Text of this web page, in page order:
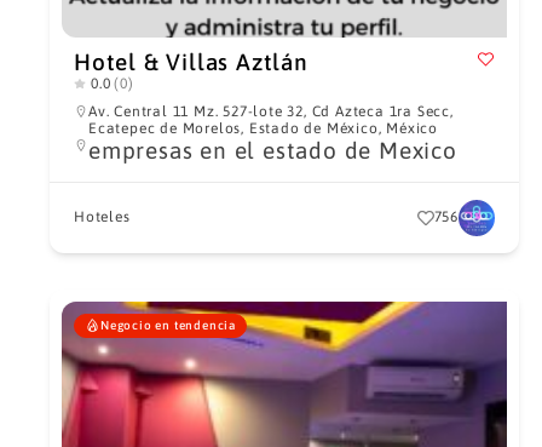
Hotel & Villas Aztlán
0.0 (0)
Av. Central 11 Mz. 527-lote 32, Cd Azteca 1ra Secc,
Ecatepec de Morelos, Estado de México, México
empresas en el estado de Mexico
Hoteles 756
Negocio en tendencia